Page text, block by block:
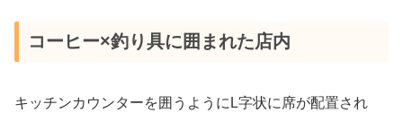
コーヒー×釣り具に囲まれた店内
キッチンカウンターを囲うようにL字状に席が配置され